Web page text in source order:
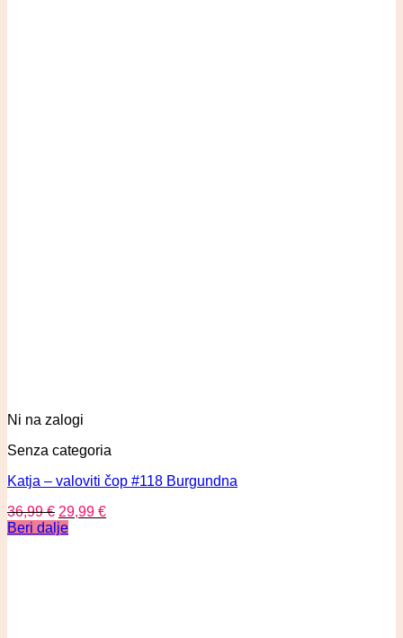
Ni na zalogi
Senza categoria
Katja – valoviti čop #118 Burgundna
36,99€ 29,99 €
Beri dalje